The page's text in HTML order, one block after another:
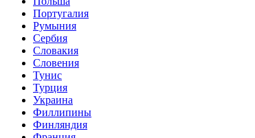
Португалия
Румыния
Сербия
Словакия
Словения
Тунис
Турция
Украина
Филлипины
Финляндия